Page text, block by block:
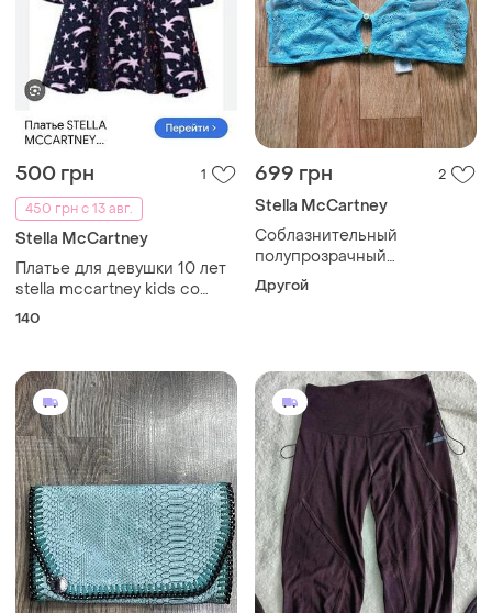
500 грн
1
450 грн с 13 авг.
Stella McCartney
Платье для девушки 10 лет
stella mccartney kids со
140
699 грн 2
Stella McCartney
Соблазнительный
полупрозрачный
бюстгальтер топ s stella
mccartney
Другой